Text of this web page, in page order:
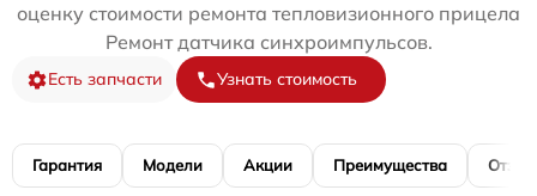
оценку стоимости ремонта тепловизионного прицела
Ремонт датчика синхроимпульсов.
Есть запчасти Узнать стоимость
Гарантия Модели Акции Преимущества